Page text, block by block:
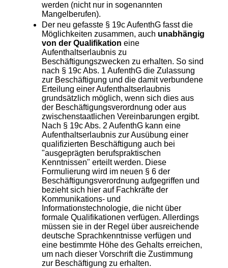
werden (nicht nur in sogenannten
Mangelberufen).
Der neu gefasste § 19c AufenthG fasst die
Möglichkeiten zusammen, auch unabhängig
von der Qualifikation eine
Aufenthaltserlaubnis zu
Beschäftigungszwecken zu erhalten. So sind
nach § 19c Abs. 1 AufenthG die Zulassung
zur Beschäftigung und die damit verbundene
Erteilung einer Aufenthaltserlaubnis
grundsätzlich möglich, wenn sich dies aus
der Beschäftigungsverordnung oder aus
zwischenstaatlichen Vereinbarungen ergibt.
Nach § 19c Abs. 2 AufenthG kann eine
Aufenthaltserlaubnis zur Ausübung einer
qualifizierten Beschäftigung auch bei
"ausgeprägten berufspraktischen
Kenntnissen" erteilt werden. Diese
Formulierung wird im neuen § 6 der
Beschäftigungsverordnung aufgegriffen und
bezieht sich hier auf Fachkräfte der
Kommunikations- und
Informationstechnologie, die nicht über
formale Qualifikationen verfügen. Allerdings
müssen sie in der Regel über ausreichende
deutsche Sprachkenntnisse verfügen und
eine bestimmte Höhe des Gehalts erreichen,
um nach dieser Vorschrift die Zustimmung
zur Beschäftigung zu erhalten.